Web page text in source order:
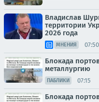
Владислав
территории
2026 года
МНЕНИЯ 07:50
Блокада
металлургию
ПАБЛИКИ 07:15
Блокада